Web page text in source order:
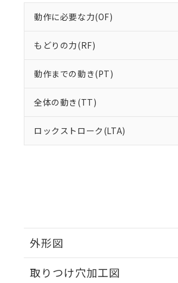
動作に必要な力(OF)
もどりの力(RF)
動作までの動き(PT)
全体の動き(TT)
ロックストローク(LTA)
外形図
取りつけ穴加工図